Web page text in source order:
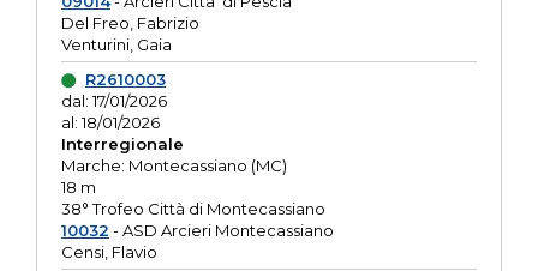
Del Freo, Fabrizio
Venturini, Gaia
R2610003
dal: 17/01/2026
al: 18/01/2026
Interregionale
Marche: Montecassiano (MC)
18 m
38° Trofeo Città di Montecassiano
10032 - ASD Arcieri Montecassiano
Censi, Flavio